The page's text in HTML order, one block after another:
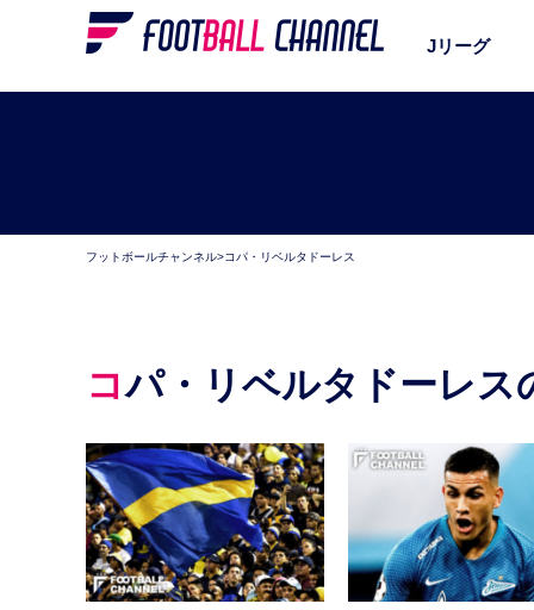
Jリーグ
フットボールチャンネル>コパ・リベルタドーレス
コパ・リベルタドーレ